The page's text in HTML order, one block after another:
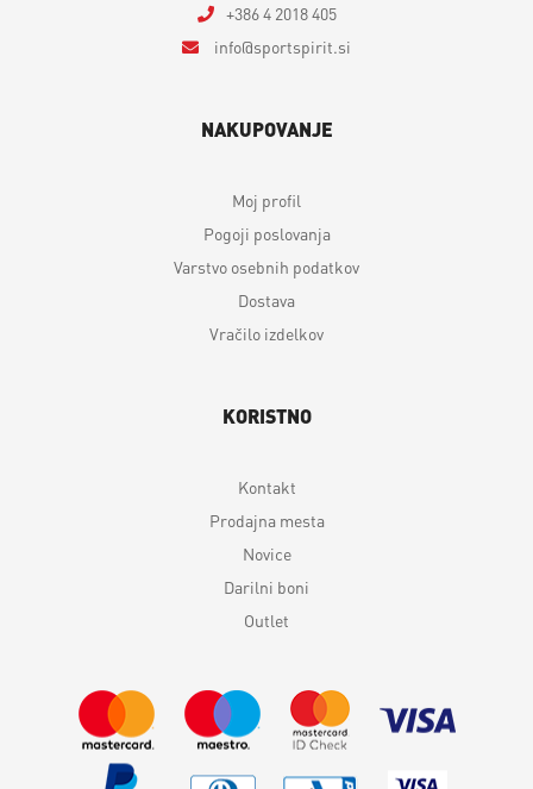
+386 4 2018 405
info
sportspirit.si
NAKUPOVANJE
Moj profil
Pogoji poslovanja
Varstvo osebnih podatkov
Dostava
Vračilo izdelkov
KORISTNO
Kontakt
Prodajna mesta
Novice
Darilni boni
Outlet